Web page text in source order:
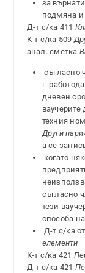
за
подмяна и
Д-т с/ка 411
К-т с/ка 509
анал. сметка
съгласно
г.
дневен
техния
Други
а се
когато
съгласно
тези
способа
Д-т с/кa
елементи
К-т с/ка 421
Д-т с/ка 421